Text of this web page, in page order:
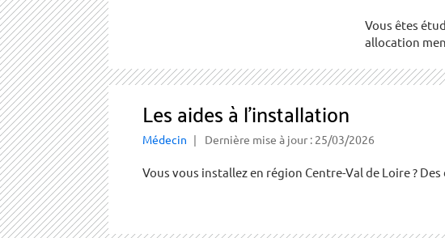
Vous êtes
allocation
Les aides à l’installation
Médecin Dernière mise à jour : 25/03/2026
Vous vous installez en région Centre-Val de Loire ?